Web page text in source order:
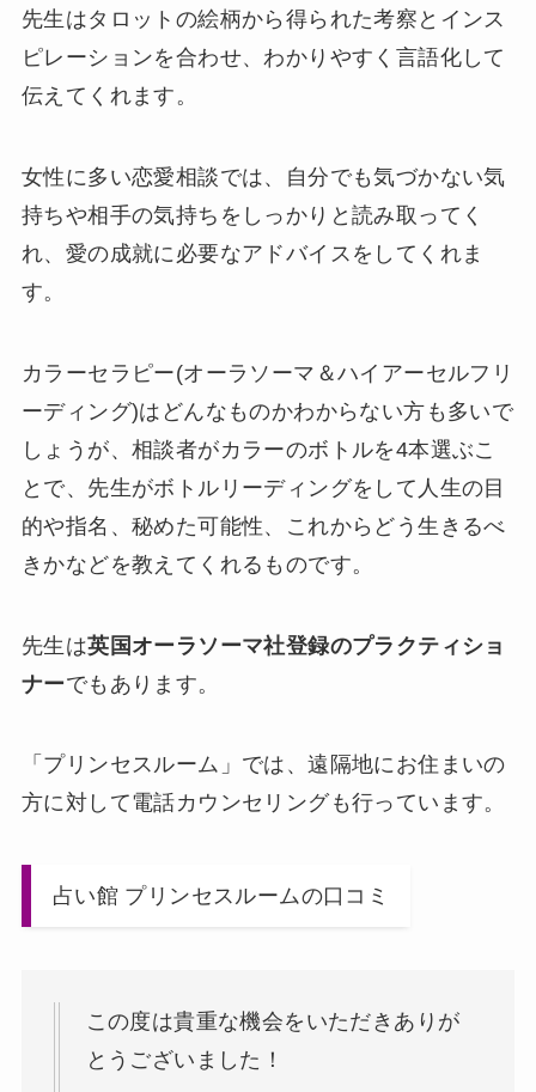
先生はタロットの絵柄から得られた考察とインス
ピレーションを合わせ、わかりやすく言語化して
伝えてくれます。
女性に多い恋愛相談では、自分でも気づかない気
持ちや相手の気持ちをしっかりと読み取ってく
れ、愛の成就に必要なアドバイスをしてくれま
す。
カラーセラピー(オーラソーマ＆ハイアーセルフリ
ーディング)はどんなものかわからない方も多いで
しょうが、相談者がカラーのボトルを4本選ぶこ
とで、先生がボトルリーディングをして人生の目
的や指名、秘めた可能性、これからどう生きるべ
きかなどを教えてくれるものです。
先生は英国オーラソーマ社登録のプラクティショ
ナーでもあります。
「プリンセスルーム」では、遠隔地にお住まいの
方に対して電話カウンセリングも行っています。
占い館 プリンセスルームの口コミ
この度は貴重な機会をいただきありが
とうございました！